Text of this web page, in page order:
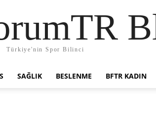
Türkiye'nin Spor Bilinci
SAĞLIK BESLENME BFTR KADIN